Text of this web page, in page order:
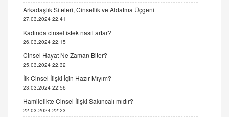
Arkadaşlık Siteleri, Cinsellik ve Aldatma Üçgeni
27.03.2024 22:41
Kadında cinsel istek nasıl artar?
26.03.2024 22:15
Cinsel Hayat Ne Zaman Biter?
25.03.2024 22:32
İlk Cinsel İlişki İçin Hazır Mıyım?
23.03.2024 22:56
Hamilelikte Cinsel İlişki Sakıncalı mıdır?
22.03.2024 22:23